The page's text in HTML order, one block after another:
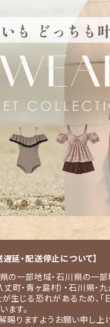
延・配送停止について】
の一部地域・石川県の一
町・青ヶ島村）・石川県・九
生じる恐れがあるため、
ます。
賜りますようお願い申し上